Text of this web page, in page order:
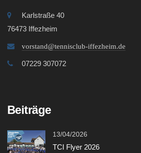
Karlstraße 40
76473 Iffezheim
vorstand@tennisclub-iffezheim.de
07229 307072
Beiträge
13/04/2026
TCI Flyer 2026